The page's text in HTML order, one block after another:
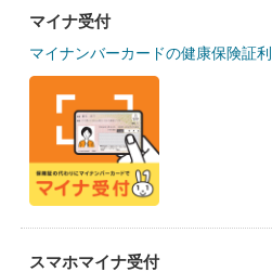
マイナ受付
マイナンバーカードの健康保険証
スマホマイナ受付